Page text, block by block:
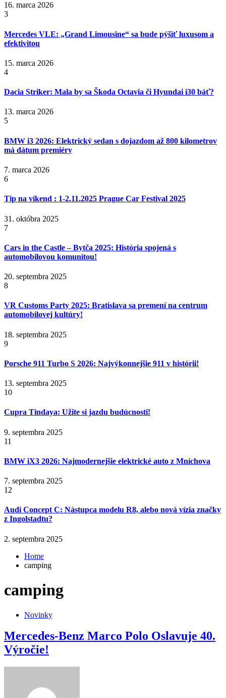
16. marca 2026
3
Mercedes VLE: „Grand Limousine“ sa bude pýšiť luxusom a
efektivitou
15. marca 2026
4
Dacia Striker: Mala by sa Škoda Octavia či Hyundai i30 báť?
13. marca 2026
5
BMW i3 2026: Elektrický sedan s dojazdom až 800 kilometrov
má dátum premiéry
7. marca 2026
6
Tip na víkend : 1-2.11.2025 Prague Car Festival 2025
31. októbra 2025
7
Cars in the Castle – Bytča 2025: História spojená s
automobilovou komunitou!
20. septembra 2025
8
VR Customs Party 2025: Bratislava sa premení na centrum
automobilovej kultúry!
18. septembra 2025
9
Porsche 911 Turbo S 2026: Najvýkonnejšie 911 v histórii!
13. septembra 2025
10
Cupra Tindaya: Užite si jazdu budúcnosti!
9. septembra 2025
11
BMW iX3 2026: Najmodernejšie elektrické auto z Mníchova
7. septembra 2025
12
Audi Concept C: Nástupca modelu R8, alebo nová vízia značky
z Ingolstadtu?
2. septembra 2025
Home
camping
camping
Novinky
Mercedes-Benz Marco Polo Oslavuje 40.
Výročie!